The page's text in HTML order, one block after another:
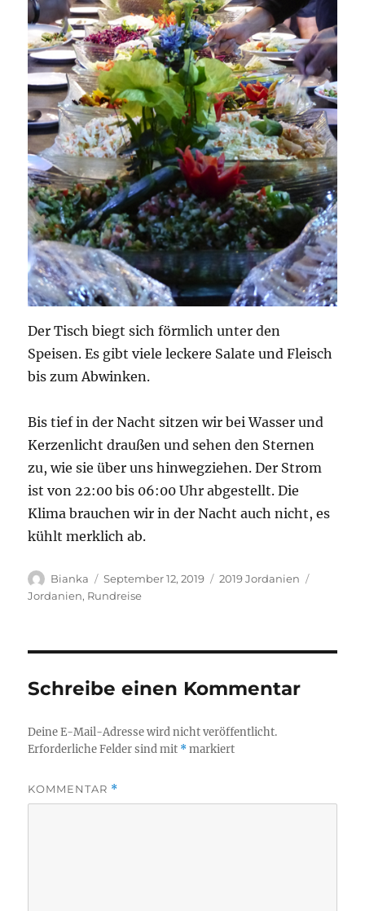
Der Tisch biegt sich förmlich unter den
Speisen. Es gibt viele leckere Salate und Fleisch
bis zum Abwinken.
Bis tief in der Nacht sitzen wir bei Wasser und
Kerzenlicht draußen und sehen den Sternen
zu, wie sie über uns hinwegziehen. Der Strom
ist von 22:00 bis 06:00 Uhr abgestellt. Die
Klima brauchen wir in der Nacht auch nicht, es
kühlt merklich ab.
Autor
Bianka
Veröffentlicht
am
September 12, 2019 Kategorien
2019 Jordanien
Jordanien, Rundreise
Schreibe einen Kommentar
Deine E-Mail-Adresse wird nicht veröffentlicht.
Erforderliche Felder sind mit *markiert
KOMMENTAR *